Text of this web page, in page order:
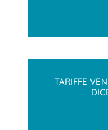
TARIFFE